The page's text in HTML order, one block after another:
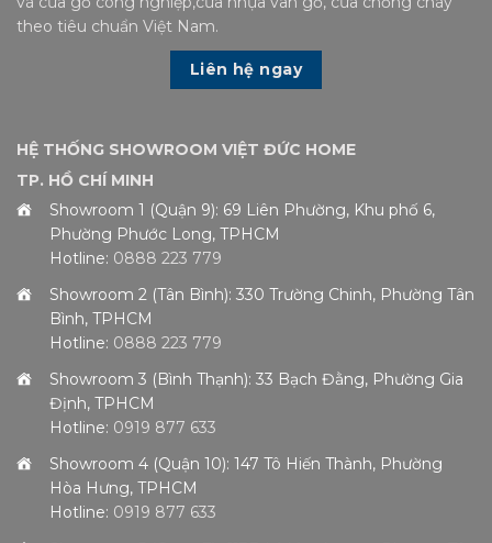
theo tiêu chuẩn Việt Nam.
Liên hệ ngay
HỆ THỐNG SHOWROOM VIỆT ĐỨC HOME
TP. HỒ CHÍ MINH
Showroom 1 (Quận 9): 69 Liên Phường, Khu phố 6,
Phường Phước Long, TPHCM
Hotline: 0888 223 779
Showroom 2 (Tân Bình): 330 Trường Chinh, Phường Tân
Bình, TPHCM
Hotline: 0888 223 779
Showroom 3 (Bình Thạnh): 33 Bạch Đằng, Phường Gia
Định, TPHCM
Hotline: 0919 877 633
Showroom 4 (Quận 10): 147 Tô Hiến Thành, Phường
Hòa Hưng, TPHCM
Hotline: 0919 877 633